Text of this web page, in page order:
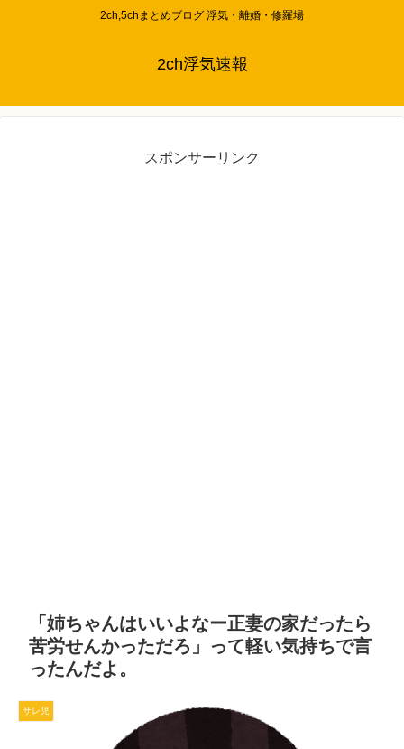
2ch,5chまとめブログ 浮気・離婚・修羅場
2ch浮気速報
スポンサーリンク
「姉ちゃんはいいよなー正妻の家だったら
苦労せんかっただろ」って軽い気持ちで言
ったんだよ。
サレ児